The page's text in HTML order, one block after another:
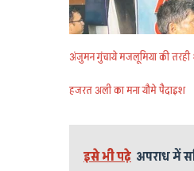
अंजुमन गुंचाये मजलूमिया की तरही
हजरत अली का मना यौमे पैदाइश
इसे भी पढ़े अपराध में